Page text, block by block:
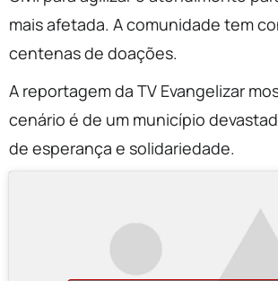
mais afetada. A comunidade tem
centenas de doações.
A reportagem da TV Evangelizar
cenário é de um município
de esperança e solidariedade.